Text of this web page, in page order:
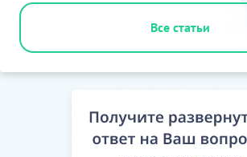
Все статьи